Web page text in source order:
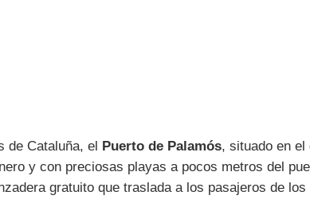
de Cataluña, el Puerto de Palamós, situado en
y con preciosas playas a pocos metros del
gratuito que traslada a los pasajeros de